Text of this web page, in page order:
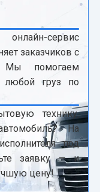
сервис
заказчиков с
Мы помогаем
любой груз по
технику,
На
под
заявку — и
цену!